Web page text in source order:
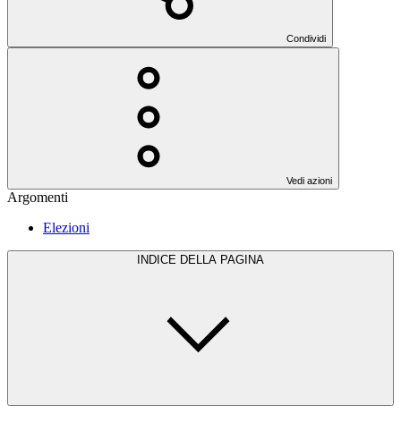
Condividi
Vedi azioni
Argomenti
Elezioni
INDICE DELLA PAGINA